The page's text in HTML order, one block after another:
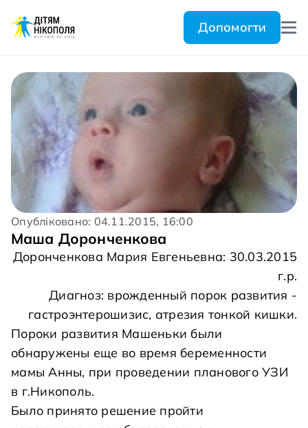
Допомогти
Опубліковано: 04.11.2015, 16:00
Маша Доронченкова
Доронченкова Мария Евгеньевна: 30.03.2015
г.р.
Диагноз: врожденный порок развития -
гастроэнтерошизис, атрезия тонкой кишки.
Пороки развития Машеньки были
обнаружены еще во время беременности
мамы Анны, при проведении планового УЗИ
в г.Никополь.
Было принято решение пройти